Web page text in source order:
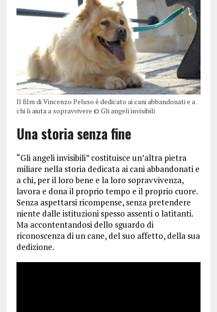
Il film di Vincenzo Peluso è dedicato ai cani abbandonati e a
chi li aiuta a sopravvivere © Gli angeli invisibili
Una storia senza fine
“Gli angeli invisibili” costituisce un’altra pietra
miliare nella storia dedicata ai cani abbandonati e
a chi, per il loro bene e la loro sopravvivenza,
lavora e dona il proprio tempo e il proprio cuore.
Senza aspettarsi ricompense, senza pretendere
niente dalle istituzioni spesso assenti o latitanti.
Ma accontentandosi dello sguardo di
riconoscenza di un cane, del suo affetto, della sua
dedizione.